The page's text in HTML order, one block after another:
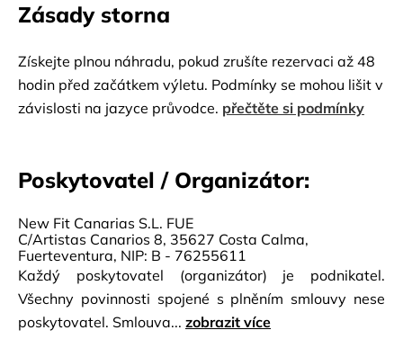
Zásady storna
Získejte plnou náhradu, pokud zrušíte rezervaci až 48
hodin před začátkem výletu. Podmínky se mohou lišit v
závislosti na jazyce průvodce. přečtěte si podmínky
Poskytovatel / Organizátor:
New Fit Canarias S.L. FUE
C/Artistas Canarios 8, 35627 Costa Calma,
Fuerteventura, NIP: B - 76255611
Každý poskytovatel (organizátor) je podnikatel.
Všechny povinnosti spojené s plněním smlouvy nese
poskytovatel. Smlouva... zobrazit více